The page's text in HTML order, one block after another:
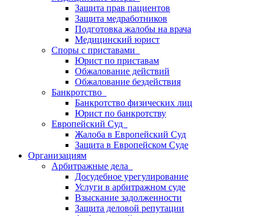
Защита прав пациентов
Защита медработников
Подготовка жалобы на врача
Медицинский юрист
Споры с приставами
Юрист по приставам
Обжалование действий
Обжалование бездействия
Банкротство
Банкротство физических лиц
Юрист по банкротству
Европейский Суд
Жалоба в Европейский Суд
Защита в Европейском Суде
Организациям
Арбитражные дела
Досудебное урегулирование
Услуги в арбитражном суде
Взыскание задолженности
Защита деловой репутации